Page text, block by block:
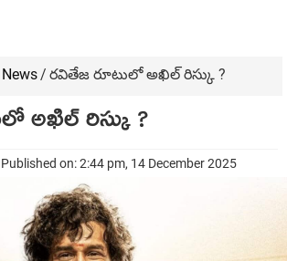
/ రవితేజ రూటులో అఖిల్ రిస్కు ?
అఖిల్ రిస్కు ?
Published on: 2:44 pm, 14 December 2025